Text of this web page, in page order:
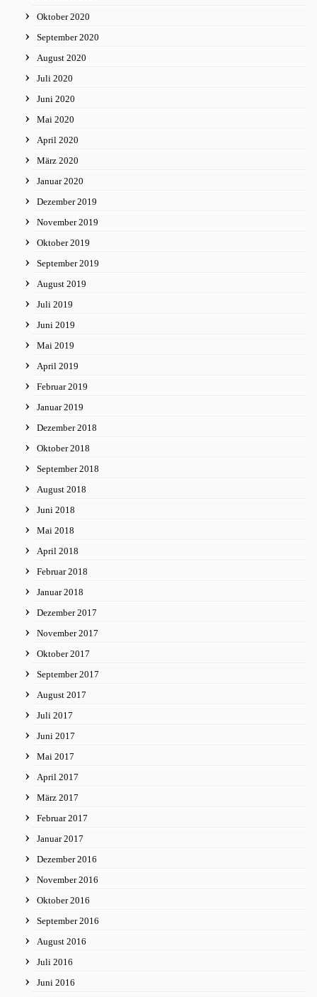
Oktober 2020
September 2020
August 2020
Juli 2020
Juni 2020
Mai 2020
April 2020
März 2020
Januar 2020
Dezember 2019
November 2019
Oktober 2019
September 2019
August 2019
Juli 2019
Juni 2019
Mai 2019
April 2019
Februar 2019
Januar 2019
Dezember 2018
Oktober 2018
September 2018
August 2018
Juni 2018
Mai 2018
April 2018
Februar 2018
Januar 2018
Dezember 2017
November 2017
Oktober 2017
September 2017
August 2017
Juli 2017
Juni 2017
Mai 2017
April 2017
März 2017
Februar 2017
Januar 2017
Dezember 2016
November 2016
Oktober 2016
September 2016
August 2016
Juli 2016
Juni 2016